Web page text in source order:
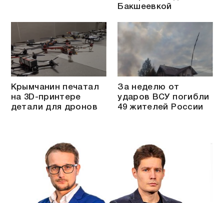
Бакшеевкой
Крымчанин печатал
на 3D-принтере
детали для дронов
За неделю от
ударов ВСУ погибли
49 жителей России